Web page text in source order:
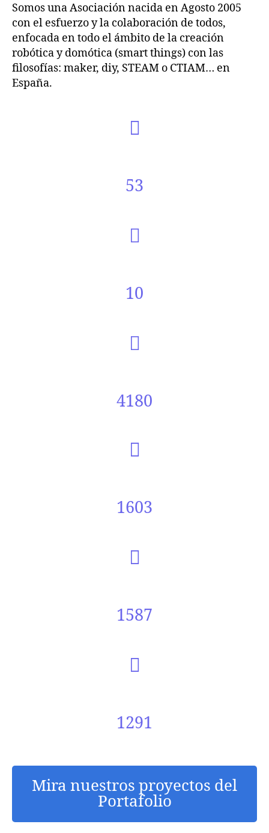
Somos una Asociación nacida en Agosto 2005
con el esfuerzo y la colaboración de todos,
enfocada en todo el ámbito de la creación
robótica y domótica (smart things) con las
filosofías: maker, diy, STEAM o CTIAM… en
España.
53
10
4180
1603
1587
1291
Mira nuestros proyectos del
Portafolio